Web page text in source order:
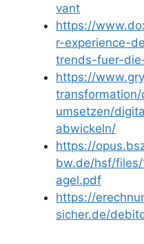
vant
https://
r-experience-
trends-fuer-
https://
umsetzen/
abwickeln/
https://
bw.de/hsf/files/
agel.pdf
https://
sicher.de/